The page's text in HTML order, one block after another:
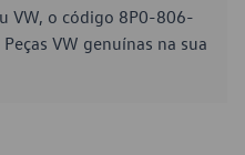
VW, o código 8P0-806-
VW genuínas na sua